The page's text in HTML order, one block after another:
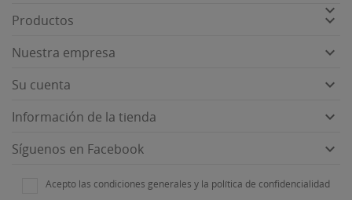

Productos 
Nuestra empresa 
Su cuenta 
Información de la tienda 
Síguenos en Facebook 
Acepto las condiciones generales y la política de confidencialidad